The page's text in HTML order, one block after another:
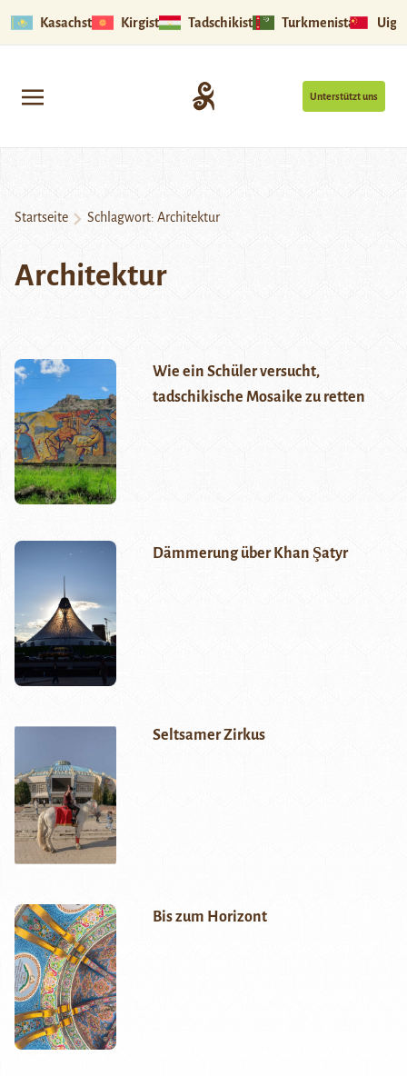
Kasachstan Kirgistan Tadschikistan Turkmenistan
Unterstützt uns
Startseite Schlagwort: Architektur
Architektur
Wie ein Schüler versucht,
tadschikische Mosaike zu retten
Dämmerung über Khan Şatyr
Seltsamer Zirkus
Bis zum Horizont